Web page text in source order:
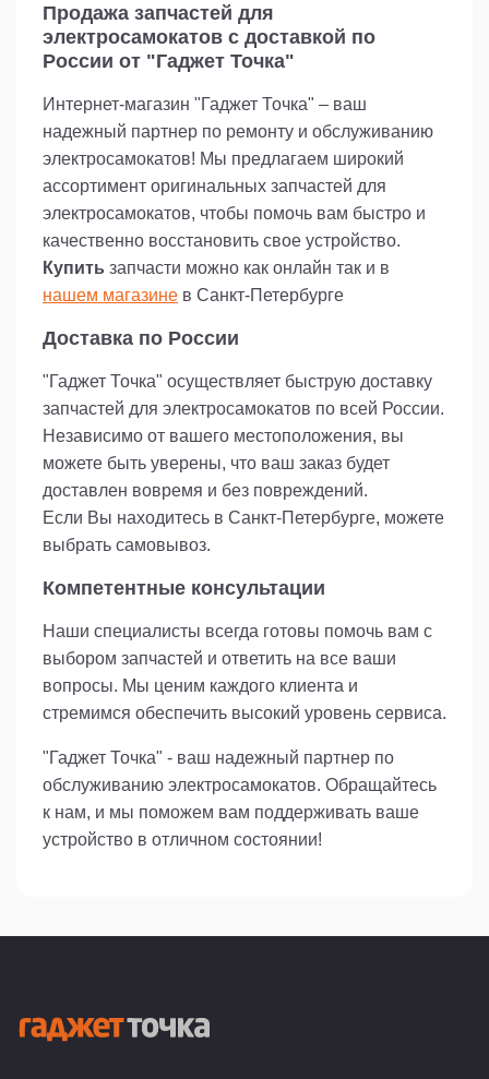
большинством моделей самокатов, включая
[указать конкретные модели].
1. Снимите колесо самоката.
2. С помощью специального инструмента
удалите старый подшипник.
3. Установите новый подшипник 6301 ZZ в
отверстие колеса.
4. Убедитесь, что подшипник правильно
установлен и надежно закреплен.
Обратите внимание:
- При установке нового подшипника
инструменты или обратиться к
профессионалам.
- Перед установкой обязательно проверьте
соответствие размеров и типа подшипника
вашему самокату.
Подшипник 6301 ZZ - это надежная запасная
часть, которая гарантирует плавное и
бесшумное вращение колес вашего самоката.
Обновите свой самокат с помощью этого
наслаждайтесь комфортными поездками!
Продажа запчастей для
электросамокатов с доставкой по
России от "Гаджет Точка"
Интернет-магазин "Гаджет Точка" – ваш
надежный партнер по ремонту и обслуживанию
электросамокатов! Мы предлагаем широкий
ассортимент оригинальных запчастей для
электросамокатов, чтобы помочь вам быстро и
качественно восстановить свое устройство.
Купить запчасти можно как онлайн так и в
нашем магазине в Санкт-Петербурге
Доставка по России
"Гаджет Точка" осуществляет быструю доставку
запчастей для электросамокатов по всей России.
Независимо от вашего местоположения, вы
можете быть уверены, что ваш заказ будет
доставлен вовремя и без повреждений.
Если Вы находитесь в Санкт-Петербурге, можете
выбрать самовывоз.
Компетентные консультации
Наши специалисты всегда готовы помочь вам с
выбором запчастей и ответить на все ваши
вопросы. Мы ценим каждого клиента и
стремимся обеспечить высокий уровень сервиса.
"Гаджет Точка" - ваш надежный партнер по
обслуживанию электросамокатов. Обращайтесь
к нам, и мы поможем вам поддерживать ваше
устройство в отличном состоянии!